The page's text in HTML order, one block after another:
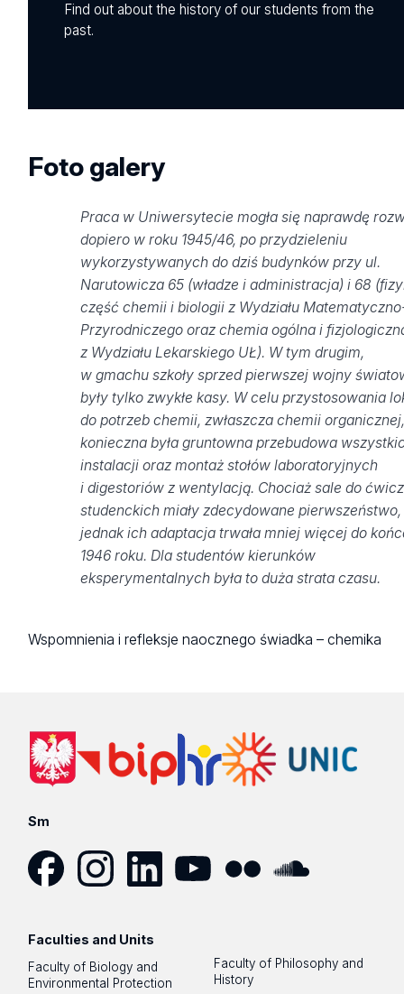
Find out about the history of our students from the
past.
Foto galery
Praca w Uniwersytecie mogła się naprawdę
dopiero w roku 1945/46, po przydzieleniu
wykorzystywanych do dziś budynków przy ul.
Narutowicza 65 (władze i administracja) i 68
część chemii i biologii z Wydziału
Przyrodniczego oraz chemia ogólna i
z Wydziału Lekarskiego UŁ). W tym drugim,
w gmachu szkoły sprzed pierwszej wojny
były tylko zwykłe kasy. W celu przystosowania
do potrzeb chemii, zwłaszcza chemii organicznej,
konieczna była gruntowna przebudowa
instalacji oraz montaż stołów laboratoryjnych
i digestoriów z wentylacją. Chociaż sale do
studenckich miały zdecydowane pierwszeństwo,
jednak ich adaptacja trwała mniej więcej do
1946 roku. Dla studentów kierunków
eksperymentalnych była to duża strata czasu.
Wspomnienia i refleksje naocznego świadka – chemika
Sm
Faculties and Units
Faculty of Biology and
Environmental Protection
Faculty of Philosophy and
History